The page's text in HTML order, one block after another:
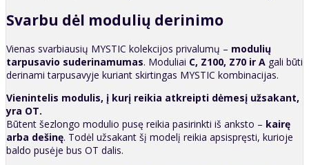
Svarbu dėl modulių derinimo
Vienas svarbiausių MYSTIC kolekcijos privalumų – modulių
tarpusavio suderinamumas. Moduliai C, Z100, Z70 ir A gali būti
derinami tarpusavyje kuriant skirtingas MYSTIC kombinacijas.
Vienintelis modulis, į kurį reikia atkreipti dėmesį užsakant,
yra OT.
Būtent šezlongo modulio pusę reikia pasirinkti iš anksto – kairę
arba dešinę. Todėl užsakant šį modelį reikia apsispręsti, kurioje
baldo pusėje bus OT dalis.